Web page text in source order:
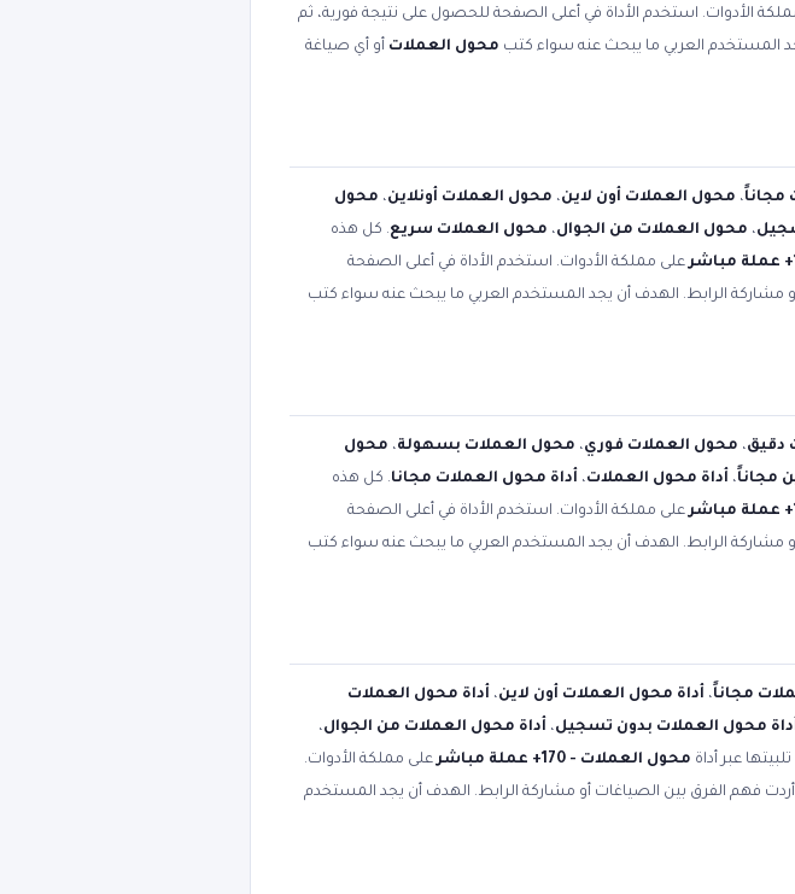
الأدوات. استخدم الأداة في أعلى الصفحة للحصول على نتيجة فورية، ثم
المستخدم العربي ما يبحث عنه سواء كتب محول العملات أو أي صياغة
مجاناً، محول العملات أون لاين، محول العملات أونلاين، محول
، محول العملات من الجوال، محول العملات سريع. كل هذه
على مملكة الأدوات. استخدم الأداة في أعلى الصفحة
مشاركة الرابط. الهدف أن يجد المستخدم العربي ما يبحث عنه سواء كتب
دقيق، محول العملات فوري، محول العملات بسهولة، محول
مجاناً، أداة محول العملات، أداة محول العملات مجانا. كل هذه
على مملكة الأدوات. استخدم الأداة في أعلى الصفحة
مشاركة الرابط. الهدف أن يجد المستخدم العربي ما يبحث عنه سواء كتب
مجاناً، أداة محول العملات أون لاين، أداة محول العملات
محول العملات بدون تسجيل، أداة محول العملات من الجوال،
عبر أداة محول العملات - 170+ عملة مباشر
على مملكة الأدوات.
فهم الفرق بين الصياغات أو مشاركة الرابط. الهدف أن يجد المستخدم